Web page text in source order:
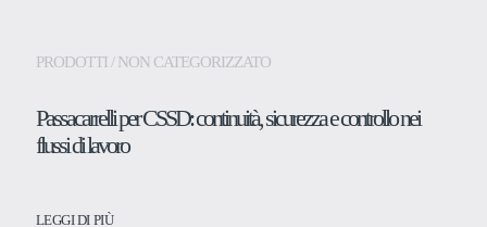
PRODOTTI / NON CATEGORIZZATO
Passacarrelli per CSSD: continuità, sicurezza e controllo nei
flussi di lavoro
LEGGI DI PIÙ